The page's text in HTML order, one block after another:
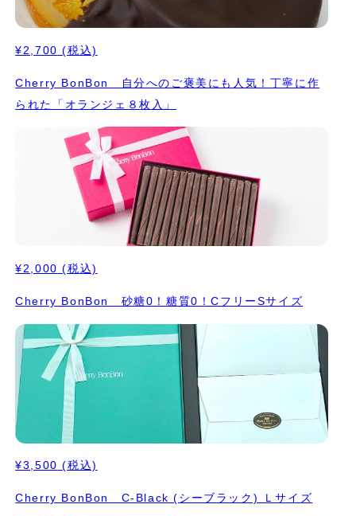
¥2,700 (税込)
Cherry BonBon 自分へのご褒美にも人気！丁寧に作
られた「オランジェ８枚入」
¥2,000 (税込)
Cherry BonBon 砂糖0！糖質0！CフリーSサイズ
¥3,500 (税込)
Cherry BonBon C-Black (シーブラック) Ｌサイズ